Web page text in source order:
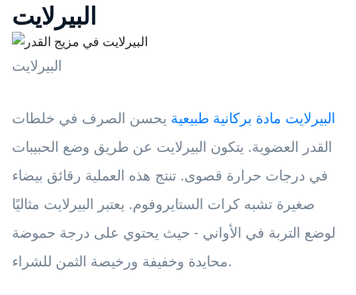
البيرلايت
البيرلايت
البيرلايت مادة بركانية طبيعية يحسن الصرف في خلطات
القدر العضوية. يتكون البيرلايت عن طريق وضع الحبيبات
في درجات حرارة قصوى. تنتج هذه العملية رقائق بيضاء
صغيرة تشبه كرات الستايروفوم. يعتبر البيرلايت مثاليًا
لوضع التربة في الأواني - حيث يحتوي على درجة حموضة
محايدة وخفيفة ورخيصة الثمن للشراء.